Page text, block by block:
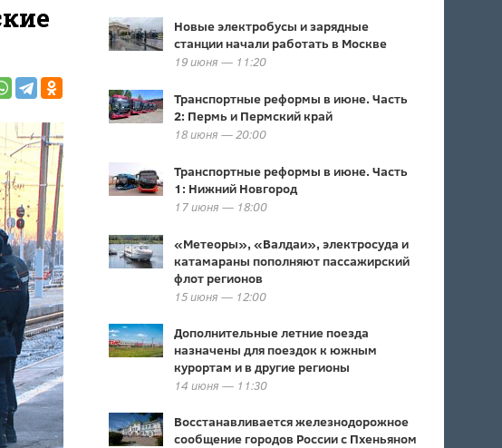
Новые электробусы и зарядные
станции начали работать в Москве
19 июня — 11:20
Транспортные реформы в июне. Часть
2: Пермь и Пермский край
18 июня — 20:00
Транспортные реформы в июне. Часть
1: Нижний Новгород
17 июня — 18:00
«Метеоры», «Валдаи», электросуда и
катамараны пополняют пассажирский
флот регионов
15 июня — 12:00
Дополнительные летние поезда
назначены для поездок к южным
курортам и в другие регионы
14 июня — 11:30
Восстанавливается железнодорожное
сообщение городов России с Пхеньяном